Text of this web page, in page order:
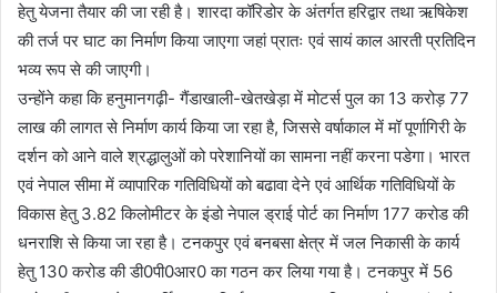
हेतु येजना तैयार की जा रही है। शारदा कॉरिडोर के अंतर्गत हरिद्वार तथा ऋषिकेश
की तर्ज पर घाट का निर्माण किया जाएगा जहां प्रातः एवं सायं काल आरती प्रतिदिन
भव्य रूप से की जाएगी।
उन्होंने कहा कि हनुमानगढ़ी- गैंडाखाली-खेतखेड़ा में मोटर्स पुल का 13 करोड़ 77
लाख की लागत से निर्माण कार्य किया जा रहा है, जिससे वर्षाकाल में मॉ पूर्णागिरी के
दर्शन को आने वाले श्रद्धालुओं को परेशानियों का सामना नहीं करना पडेगा। भारत
एवं नेपाल सीमा में व्यापारिक गतिविधियों को बढावा देने एवं आर्थिक गतिविधियों के
विकास हेतु 3.82 किलोमीटर के इंडो नेपाल ड्राई पोर्ट का निर्माण 177 करोड की
धनराशि से किया जा रहा है। टनकपुर एवं बनबसा क्षेत्र में जल निकासी के कार्य
हेतु 130 करोड की डी0पी0आर0 का गठन कर लिया गया है। टनकपुर में 56